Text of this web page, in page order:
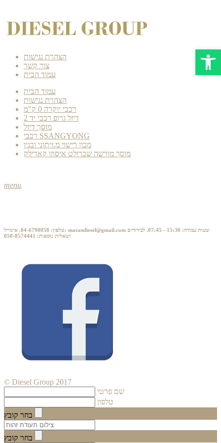
הצהרת נגישות
צור קשר
עמוד הבית
עמוד הבית
הצהרת נגישות
רכבי יוקרה 0 ק"מ
דיזל גרופ רכבי יד 2
מוסך דיזל
רכבי SSANGYONG
מכון רישוי מ.זיתוני ובניו
מוסך מורשה שברולט איסוזו קאדילק
menu
טלפון: 04-6790058. אימייל: matandiesel@gmail.com שעות עבודה: 15:30 - 07:45. לבירורים
ושאלות נוספות: 050-8574441
© Diesel Group 2017
שם פרטי
טלפון
בחר קובץ
בחר קובץ